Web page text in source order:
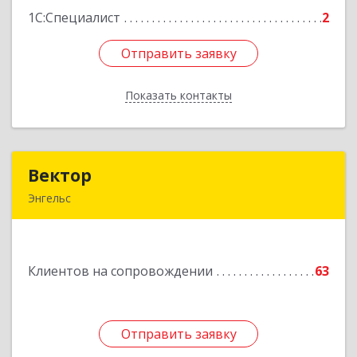
1С:Специалист
2
Отправить заявку
Показать контакты
Отправить заявку
Назад
Вектор
Энгельс
Клиентов на сопровождении 63
Отправить заявку
Подробнее
Отправить заявку